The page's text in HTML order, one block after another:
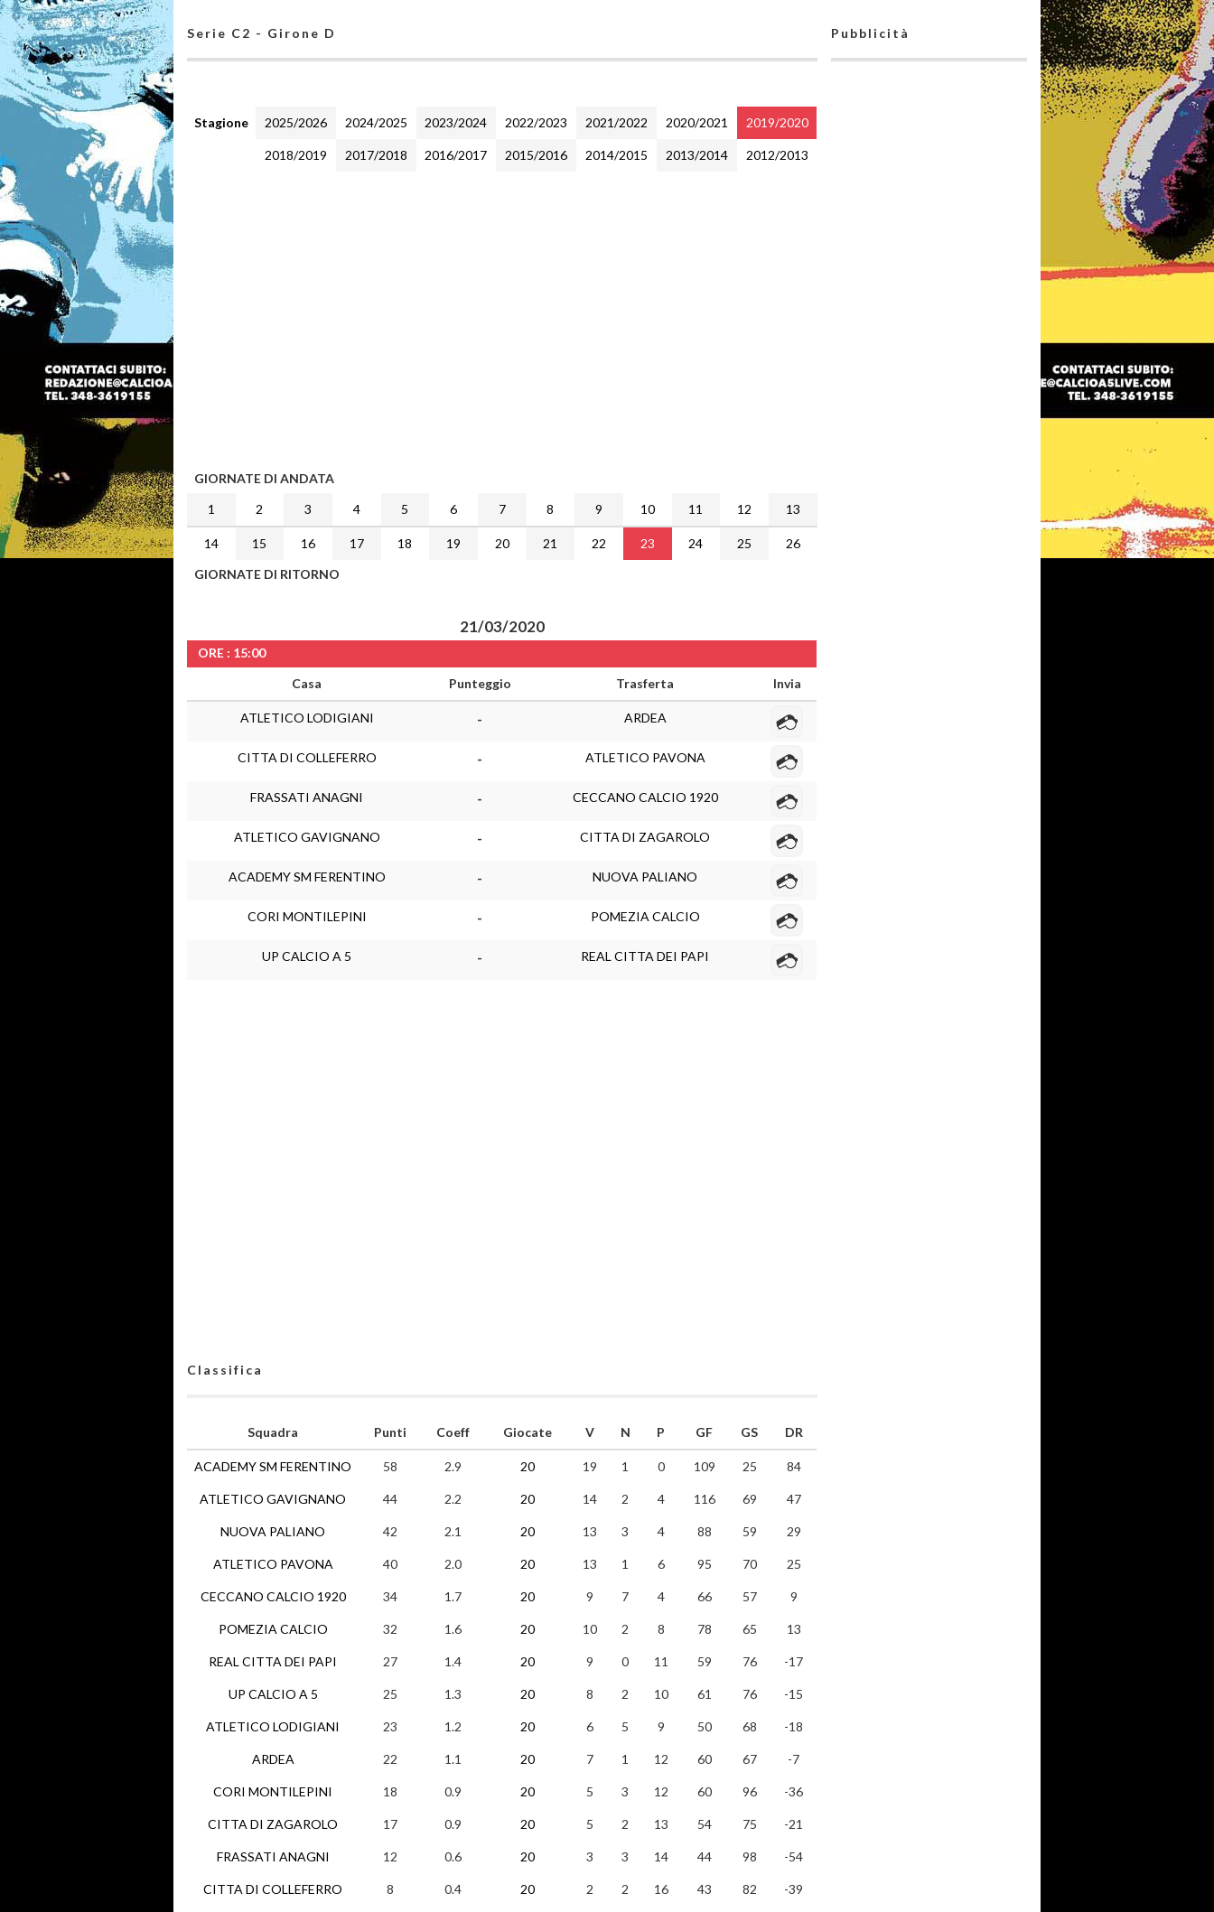
Serie C2 - Girone D
Stagione 2025/2026 2024/2025 2023/2024 2022/2023 2021/2022 2020/2021 2019/2020
2018/2019 2017/2018 2016/2017 2015/2016 2014/2015 2013/2014 2012/2013
GIORNATE DI ANDATA
1
2 3 4 5 6 7 8 9 10 11 12 13
14 15 16 17 18 19 20 21 22 23 24 25
26
GIORNATE DI RITORNO
21/03/2020
ORE : 15:00
Casa
Punteggio Trasferta Invia
ATLETICO LODIGIANI - ARDEA
CITTA DI COLLEFERRO - ATLETICO PAVONA
FRASSATI ANAGNI - CECCANO CALCIO 1920
ATLETICO GAVIGNANO - CITTA DI ZAGAROLO
ACADEMY SM FERENTINO - NUOVA PALIANO
CORI MONTILEPINI - POMEZIA CALCIO
UP CALCIO A 5 - REAL CITTA DEI PAPI
Classifica
Squadra
ACADEMY SM FERENTINO
ATLETICO GAVIGNANO
NUOVA PALIANO
ATLETICO PAVONA
CECCANO CALCIO 1920
POMEZIA CALCIO
REAL CITTA DEI PAPI
UP CALCIO A 5
ATLETICO LODIGIANI
ARDEA
CORI MONTILEPINI
CITTA DI ZAGAROLO
FRASSATI ANAGNI
CITTA DI COLLEFERRO
Punti Coeff Giocate V N P GF GS DR
58 2.9 20 19 1 0 109 25 84
44 2.2 20 14 2 4 116 69 47
42 2.1 20 13 3 4 88 59 29
40 2.0 20 13 1 6 95 70 25
34 1.7 20 9 7 4 66 57 9
32 1.6 20 10 2 8 78 65 13
27 1.4 20 9 0 11 59 76 -17
25 1.3 20 8 2 10 61 76 -15
23 1.2 20 6 5 9 50 68 -18
22 1.1 20 7 1 12 60 67 -7
18 0.9 20 5 3 12 60 96 -36
17 0.9 20 5 2 13 54 75 -21
12 0.6 20 3 3 14 44 98 -54
8 0.4 20 2 2 16 43 82 -39
Pubblicità